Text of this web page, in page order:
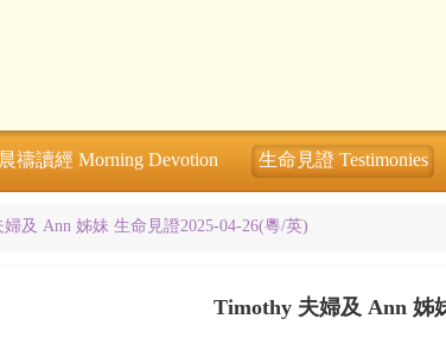
晨禱讀經 Morning Devotion 生命見證 Testimonies
及 Ann 姊妹 生命見證2025-04-26(粵/英)
Timothy 夫婦及 Ann 姊